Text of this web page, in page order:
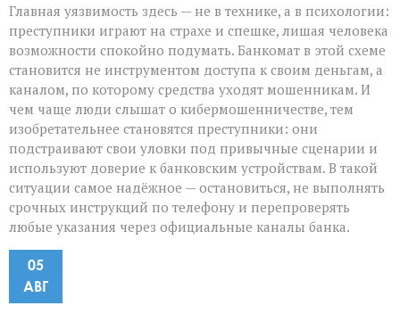
Главная уязвимость здесь — не в технике, а в психологии:
преступники играют на страхе и спешке, лишая человека
возможности спокойно подумать. Банкомат в этой схеме
становится не инструментом доступа к своим деньгам, а
каналом, по которому средства уходят мошенникам. И
чем чаще люди слышат о кибермошенничестве, тем
изобретательнее становятся преступники: они
подстраивают свои уловки под привычные сценарии и
используют доверие к банковским устройствам. В такой
ситуации самое надёжное — остановиться, не выполнять
срочных инструкций по телефону и перепроверять
любые указания через официальные каналы банка.
05
АВГ